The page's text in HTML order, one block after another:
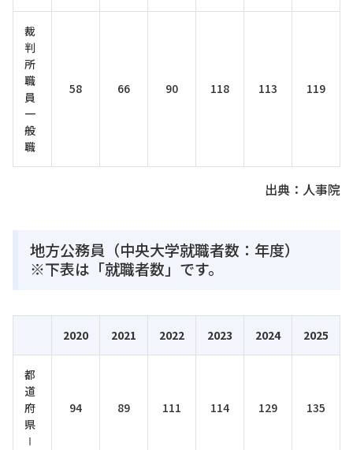
裁
判
所
職
員
一
般
職
58 66 90 118 113 119
出典：人事院
地方公務員（中央大学就職者数：年度）
※下表は「就職者数」です。
2020 2021 2022 2023 2024 2025
都
道
府
県
Ⅰ
94 89 111 114 129 135